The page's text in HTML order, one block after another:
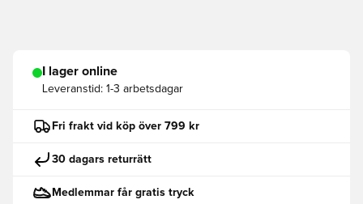
I lager online
Leveranstid: 1-3 arbetsdagar
Fri frakt vid köp över 799 kr
30 dagars returrätt
Medlemmar får gratis tryck